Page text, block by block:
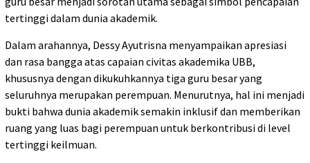
tertinggi dalam dunia akademik.
Dalam arahannya, Dessy Ayutrisna menyampaikan apresiasi
dan rasa bangga atas capaian civitas akademika UBB,
khususnya dengan dikukuhkannya tiga guru besar yang
seluruhnya merupakan perempuan. Menurutnya, hal ini menjadi
bukti bahwa dunia akademik semakin inklusif dan memberikan
ruang yang luas bagi perempuan untuk berkontribusi di level
tertinggi keilmuan.